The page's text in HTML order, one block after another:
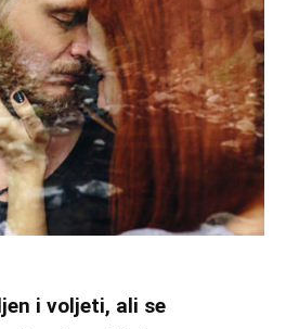
i voljeti, ali se